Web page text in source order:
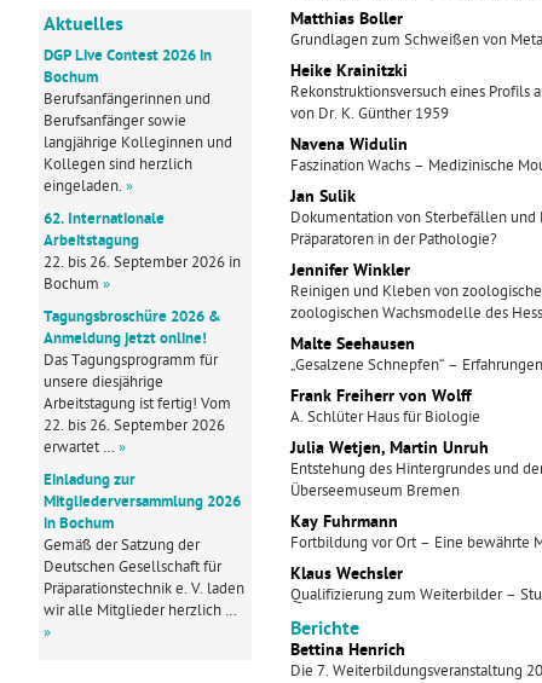
Aktuelles
DGP Live Contest 2026 in
Bochum
Berufsanfängerinnen und
Berufsanfänger sowie
langjährige Kolleginnen und
Kollegen sind herzlich
eingeladen. »
62. Internationale
Arbeitstagung
22. bis 26. September 2026 in
Bochum »
Tagungsbroschüre 2026 &
Anmeldung jetzt online!
Das Tagungsprogramm für
unsere diesjährige
Arbeitstagung ist fertig! Vom
22. bis 26. September 2026
erwartet … »
Einladung zur
Mitgliederversammlung 2026
in Bochum
Gemäß der Satzung der
Deutschen Gesellschaft für
Präparationstechnik e. V. laden
wir alle Mitglieder herzlich …
»
Matthias Boller
Grundlagen zum Schweißen von
Heike Krainitzki
Rekonstruktionsversuch eines Profils
von Dr. K. Günther 1959
Navena Widulin
Faszination Wachs – Medizinische
Jan Sulik
Dokumentation von Sterbefällen
Präparatoren in der Pathologie?
Jennifer Winkler
Reinigen und Kleben von
zoologischen Wachsmodelle des
Malte Seehausen
„Gesalzene Schnepfen“ –
Frank Freiherr von Wolff
A. Schlüter Haus für Biologie
Julia Wetjen, Martin Unruh
Entstehung des Hintergrundes und
Überseemuseum Bremen
Kay Fuhrmann
Fortbildung vor Ort – Eine bewährte
Klaus Wechsler
Qualifizierung zum Weiterbilder –
Berichte
Bettina Henrich
Die 7. Weiterbildungsveranstaltung